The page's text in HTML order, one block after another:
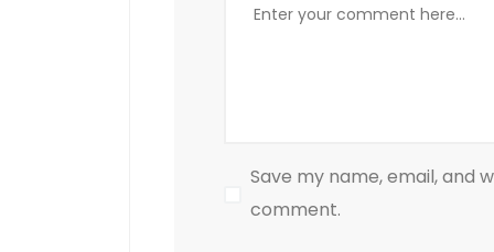
Save my name, email, and
comment.